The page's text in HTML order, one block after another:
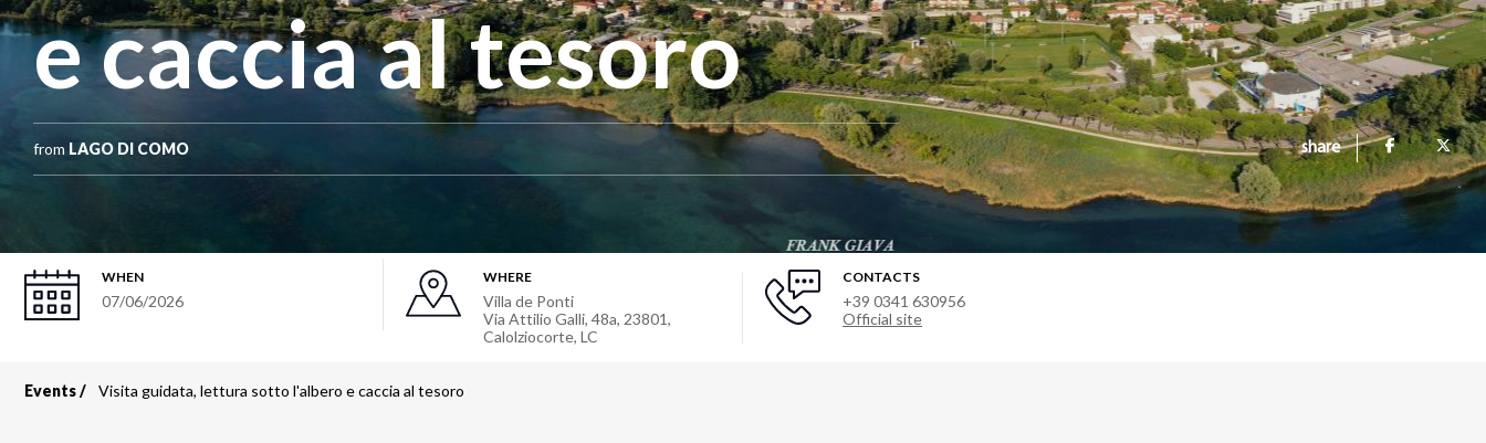
e caccia al tesoro
from LAGO DI COMO share
WHEN
07/06/2026
WHERE
Villa de Ponti
Via Attilio Galli, 48a, 23801,
Calolziocorte, LC
CONTACTS
+39 0341 630956
Official site
Breadcrumb
Events Visita guidata, lettura sotto l'albero e caccia al tesoro